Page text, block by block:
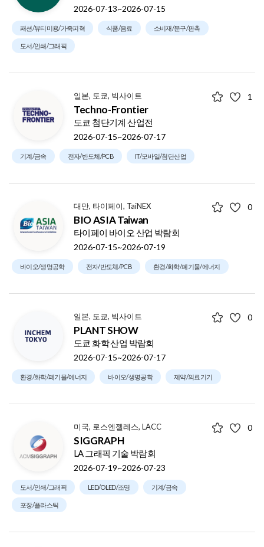
2026-07-13~2026-07-15
패션/뷰티미용/가죽피혁 식품/음료 소비재/문구/판촉
도서/인쇄/그래픽
일본, 도쿄, 빅사이트 1
Techno-Frontier
도쿄 첨단기계 산업전
2026-07-15~2026-07-17
기계/금속 전자/반도체/PCB IT/모바일/첨단산업
대만, 타이페이, TaiNEX 0
BIO ASIA Taiwan
타이페이 바이오 산업 박람회
2026-07-15~2026-07-19
바이오/생명공학 전자/반도체/PCB 환경/화학/폐기물/에너지
일본, 도쿄, 빅사이트 0
PLANT SHOW
도쿄 화학 산업 박람회
2026-07-15~2026-07-17
환경/화학/폐기물/에너지 바이오/생명공학 제약/의료기기
미국, 로스엔젤레스, LACC 0
SIGGRAPH
LA 그래픽 기술 박람회
2026-07-19~2026-07-23
도서/인쇄/그래픽 LED/OLED/조명 기계/금속
포장/플라스틱